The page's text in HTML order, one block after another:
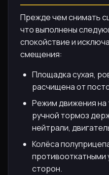
Прежде чем снимать
что выполнены
спокойствие и
смещения:
Площадка сухая,
расчищена от
Режим движения на
ручной тормоз
нейтрали,
Колёса
противооткатными
сторон.